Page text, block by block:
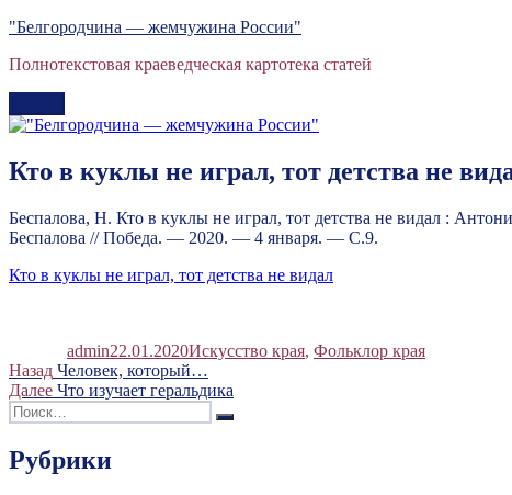
Перейти
содержимому
"Белгородчина — жемчужина России"
Полнотекстовая краеведческая картотека статей
Кто в куклы не играл, тот детства не
Беспалова, Н. Кто в куклы не играл, тот детства не видал :
Беспалова // Победа. — 2020. — 4 января. — С.9.
Кто в куклы не играл, тот детства не видал
admin22.01.2020Искусство края, Фольклор края
Навигация
по
записям
Назад Предыдущая
запись:
Человек, который…
Далее Следующая
запись:
Что изучает геральдика
Искать:
Поиск
Рубрики